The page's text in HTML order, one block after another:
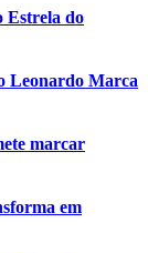
Estrela do
Leonardo Marca
marcar
em